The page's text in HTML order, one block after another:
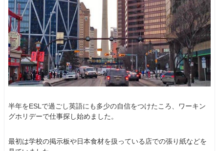
半年をESLで過ごし英語にも多少の自信をつけたころ、ワーキン
グホリデーで仕事探し始めました。
最初は学校の掲示板や日本食材を扱っている店での張り紙などを